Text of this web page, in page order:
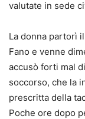
valutate in sede
La donna partorì
Fano e venne
accusò forti mal
soccorso, che la
prescritta della
Poche ore dopo